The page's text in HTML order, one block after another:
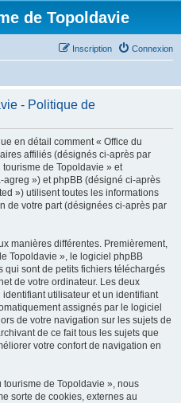
de Topoldavie
Connexion
Inscription
- Politique de
en détail comment « Office du
affiliés (désignés ci-après par
de Topoldavie » et
») et phpBB (désigné ci-après
») utilisent toutes les informations
de votre part (désignées ci-après par
manières différentes. Premièrement,
Topoldavie », le logiciel phpBB
sont de petits fichiers téléchargés
de votre ordinateur. Les deux
utilisateur et un identifiant
assignés par le logiciel
de votre navigation sur les sujets de
de ce fait tous les sujets que
votre confort de navigation en
tourisme de Topoldavie », nous
sorte de cookies, externes au